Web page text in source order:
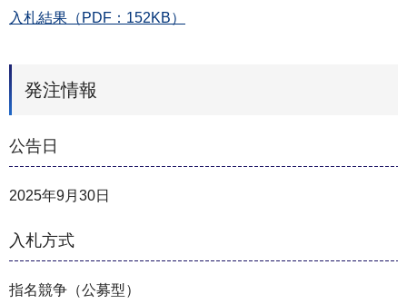
入札結果（PDF：152KB）
発注情報
公告日
2025年9月30日
入札方式
指名競争（公募型）